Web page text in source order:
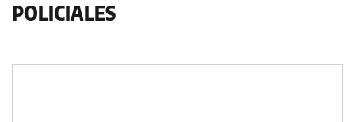
POLICIALES